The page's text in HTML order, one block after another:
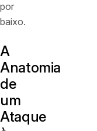
por
baixo.
A
Anatomia
de
um
Ataque